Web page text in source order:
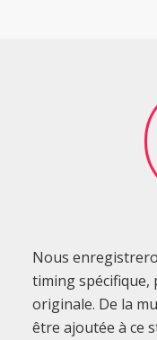
Nous
timing spécifique,
originale. De la
être ajoutée à ce